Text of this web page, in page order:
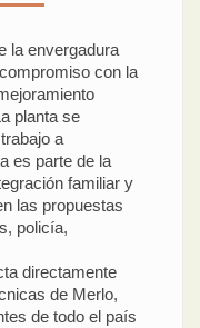
la envergadura
con la
planta se
a
es parte de la
familiar y
las propuestas
policía,
directamente
de Merlo,
de todo el país